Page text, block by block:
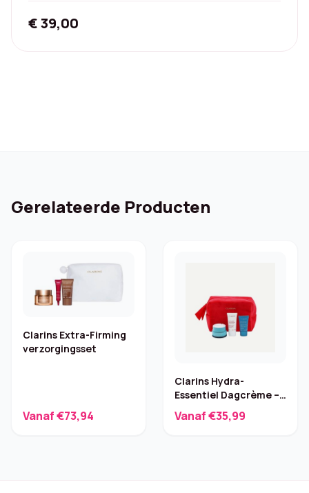
€39,00
Gerelateerde Producten
Clarins Extra-Firming
verzorgingsset
Vanaf €73,94
Clarins Hydra-
Essentiel Dagcrème –
Set
Vanaf €35,99